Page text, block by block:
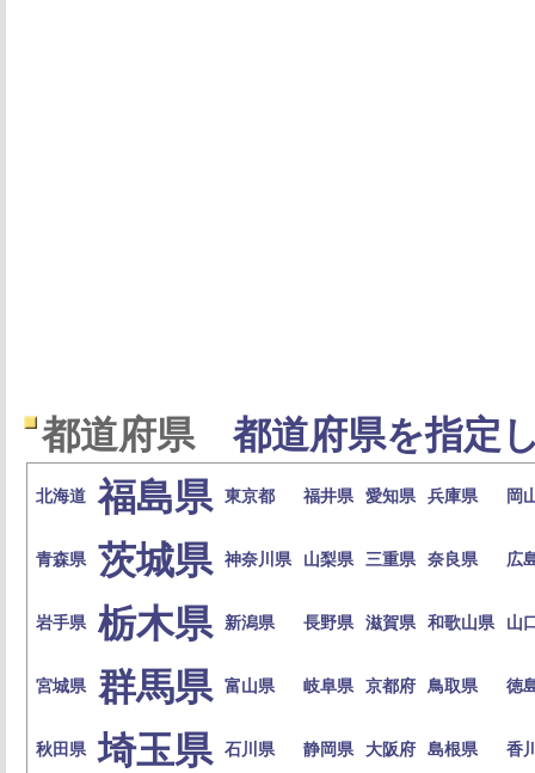
都道府県 都道府県を指定
北海道 福島県 東京都 福井県 愛知県 兵庫県 岡
青森県 茨城県 神奈川県 山梨県 三重県 奈良県 広
岩手県 栃木県 新潟県 長野県 滋賀県 和歌山県 山
宮城県 群馬県 富山県 岐阜県 京都府 鳥取県 徳
秋田県 埼玉県 石川県 静岡県 大阪府 島根県 香